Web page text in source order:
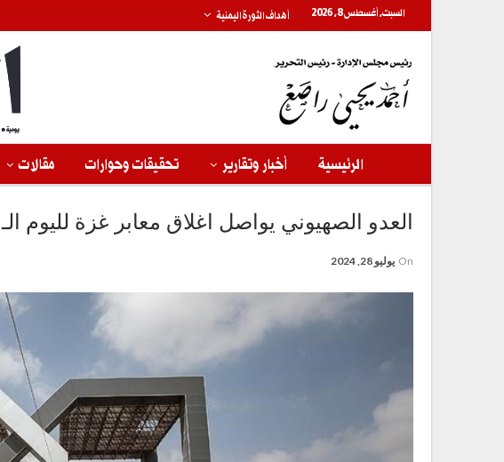
السبت, أغسطس 8, 2026 أهداف الثورة اليمنية
الرئيسية أخبار وتقارير تحقيقات وحوارات مقالات
العدو الصهيوني يواصل اغلاق معابر غزة لليوم الـ 83 ما أسفر عن كارثة إنسانية وصحية
On يوليو 28, 2024